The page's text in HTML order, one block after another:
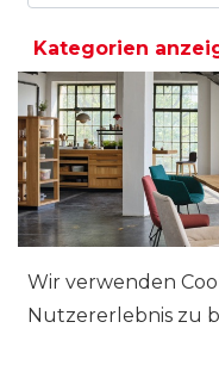
Kategorien
Wir verwenden
Nutzererlebnis zu